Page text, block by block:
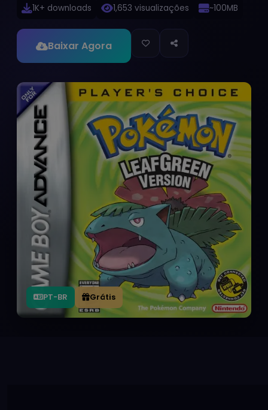
1K+ downloads 1,653 visualizações ~100MB
Baixar Agora
PT-BR Grátis